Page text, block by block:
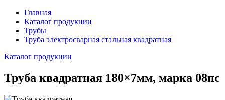
Главная
Каталог продукции
Трубы
Труба электросварная стальная квадратная
Каталог продукции
Труба квадратная 180×7мм, марка 08пс